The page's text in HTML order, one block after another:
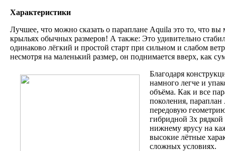
Характеристики
Лучшее, что можно сказать о параплане Aquila это то, что вы
крыльях обычных размеров! А также: Это удивительно
одинаково лёгкий и простой старт при сильном и слабом
несмотря на маленький размер, он поднимается вверх, как
Благодаря
намного легче и
объёма. Как и все
поколения,
передовую
гибридной 3х
нижнему ярусу на
высокие лётные
сложных условиях.